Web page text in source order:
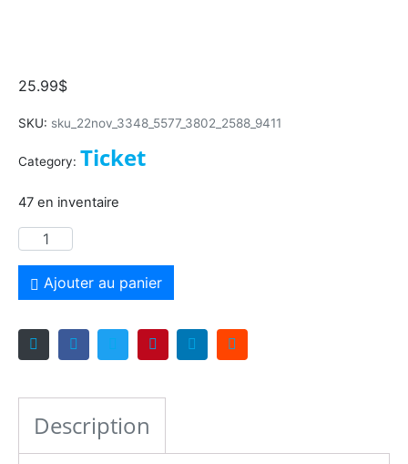
25.99$
SKU: sku_22nov_3348_5577_3802_2588_9411
Category: Ticket
47 en inventaire
Ajouter au panier
Description